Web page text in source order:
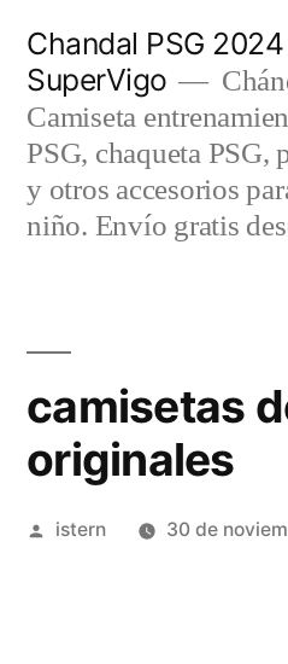
contenido
Chandal PSG 2024
SuperVigo
Camiseta
PSG, chaqueta PSG,
y otros accesorios
niño. Envío gratis
camisetas
originales
Publicado
istern 30 de